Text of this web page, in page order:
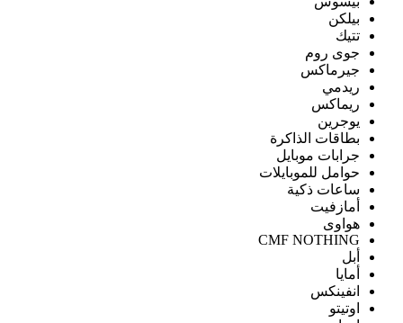
بيلكن
تتيك
جوى روم
جيرماكس
ريدمي
ريماكس
يوجرين
بطاقات الذاكرة
جرابات موبايل
حوامل للموبايلات
ساعات ذكية
أمازفيت
هواوى
CMF NOTHING
أبل
أمايا
انفينكس
اوتيتو